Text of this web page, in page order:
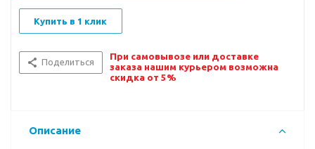
Купить в 1 клик
Поделиться
При самовывозе или доставке
заказа нашим курьером возможна
скидка от 5%
Описание